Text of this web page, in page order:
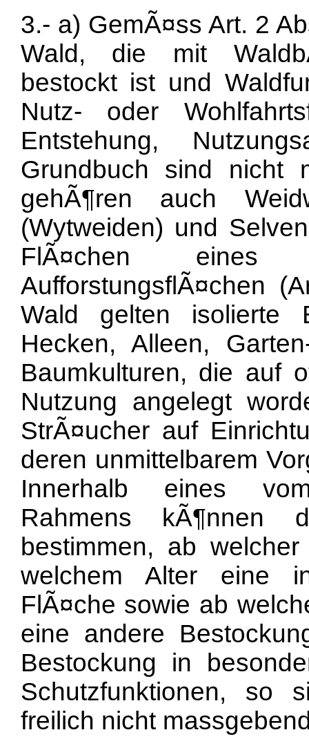
3.- a) GemÃ¤ss Art. 2
Wald, die mit
bestockt ist und
Nutz- oder
Entstehung,
Grundbuch sind nicht
gehÃ¶ren auch
(Wytweiden) und
FlÃ¤chen eines
AufforstungsflÃ¤chen
Wald gelten isolierte
Hecken, Alleen,
Baumkulturen, die auf
Nutzung angelegt
StrÃ¤ucher auf
deren unmittelbarem
Innerhalb eines
Rahmens kÃ¶nnen
bestimmen, ab
welchem Alter eine
FlÃ¤che sowie ab
eine andere
Bestockung in
Schutzfunktionen, so
freilich nicht